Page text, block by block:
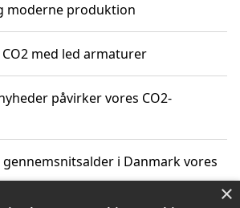
moderne produktion
med led armaturer
påvirker vores CO2-
i Danmark vores
×